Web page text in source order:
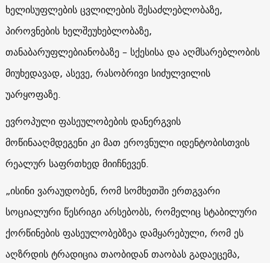
ხელისუფლების ცვლილების შესაძლებლობაზე,
პიროვნების ხელშეუხებლობაზე,
თანაბარუფლებიანობაზე – სქესისა და აღმსარებლობის
მიუხედავად, ასევე, რასობრივი სიძულვილის
უარყოფაზე.
ევროპული ფასეულობების დანერგვის
მოწინააღმდეგენი კი მათ ეროვნული იდენტობისთვის
რეალურ საფრთხედ მიიჩნევენ.
„ისინი ვარაუდობენ, რომ სომხეთში ერთგვარი
სოციალური წესრიგი არსებობს, რომელიც სტაბილური
ქორწინების ფასეულობებზეა დამყარებული, რომ ეს
აღზრდის ტრადიცია თაობიდან თაობას გადაეცემა,